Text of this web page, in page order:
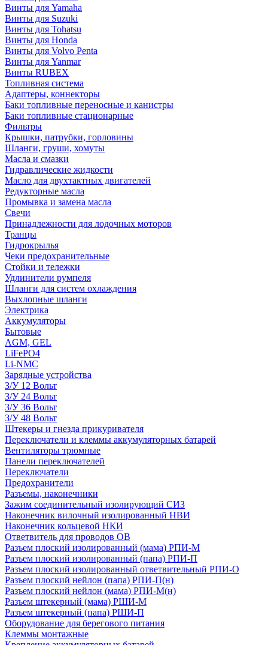
Винты для Yamaha
Винты для Suzuki
Винты для Tohatsu
Винты для Honda
Винты для Volvo Penta
Винты для Yanmar
Винты RUBEX
Топливная система
Адаптеры, коннекторы
Баки топливные переносные и канистры
Баки топливные стационарные
Фильтры
Крышки, патрубки, горловины
Шланги, груши, хомуты
Масла и смазки
Гидравлические жидкости
Масло для двухтактных двигателей
Редукторные масла
Промывка и замена масла
Свечи
Принадлежности для лодочных моторов
Транцы
Гидрокрылья
Чеки предохранительные
Стойки и тележки
Удлинители румпеля
Шланги для систем охлаждения
Выхлопные шланги
Электрика
Аккумуляторы
Бытовые
AGM, GEL
LiFePO4
Li-NMC
Зарядные устройства
З/У 12 Вольт
З/У 24 Вольт
З/У 36 Вольт
З/У 48 Вольт
Штекеры и гнезда прикуривателя
Переключатели и клеммы аккумуляторных батарей
Вентиляторы трюмные
Панели переключателей
Переключатели
Предохранители
Разъемы, наконечники
Зажим соединительный изолирующий СИЗ
Наконечник вилочный изолированный НВИ
Наконечник кольцевой НКИ
Ответвитель для проводов ОВ
Разъем плоский изолированный (мама) РПИ-М
Разъем плоский изолированный (папа) РПИ-П
Разъем плоский изолированный ответвительный РПИ-О
Разъем плоский нейлон (папа) РПИ-П(н)
Разъем плоский нейлон (мама) РПИ-М(н)
Разъем штекерный (мама) РШИ-М
Разъем штекерный (папа) РШИ-П
Оборудование для берегового питания
Клеммы монтажные